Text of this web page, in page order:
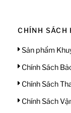
CHÍNH SÁCH
Sản phẩm
Chính Sách
Chính Sách
Chính Sách